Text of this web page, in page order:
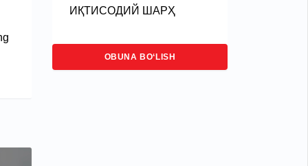
ИҚТИСОДИЙ ШАРҲ
OBUNA BO‘LISH